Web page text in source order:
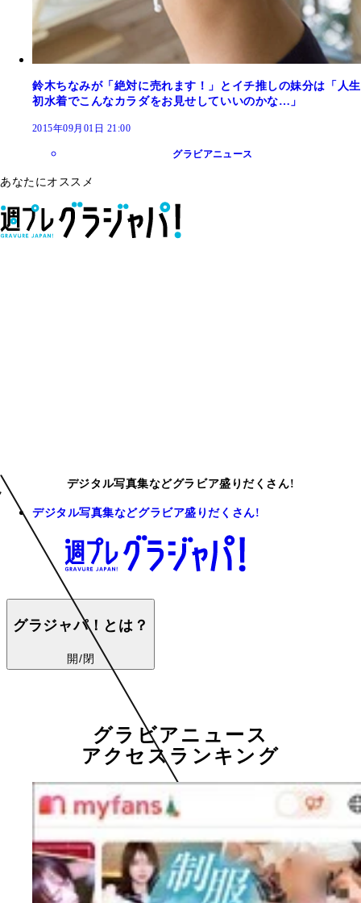
鈴木ちなみが「絶対に売れます！」とイチ推しの妹分は「人生
初水着でこんなカラダをお見せしていいのかな…」
2015年09月01日 21:00
グラビアニュース
あなたにオススメ
デジタル写真集などグラビア盛りだくさん!
デジタル写真集などグラビア盛りだくさん!
グラジャパ！とは？
開/閉
グラビアニュース
アクセスランキング